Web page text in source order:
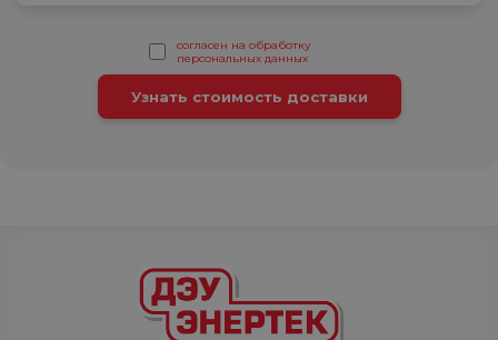
согласен на обработку
персональных данных